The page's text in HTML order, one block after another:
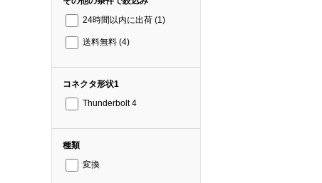
24時間以内に出荷 (1)
送料無料 (4)
コネクタ形状1
Thunderbolt 4
種類
変換